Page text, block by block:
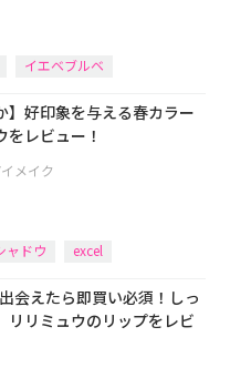
イエベブルベ
】好印象を与える春カラー
をレビュー！
メイク
ャドウ excel
会えたら即買い必須！しっ
リリミュウのリップをレビ